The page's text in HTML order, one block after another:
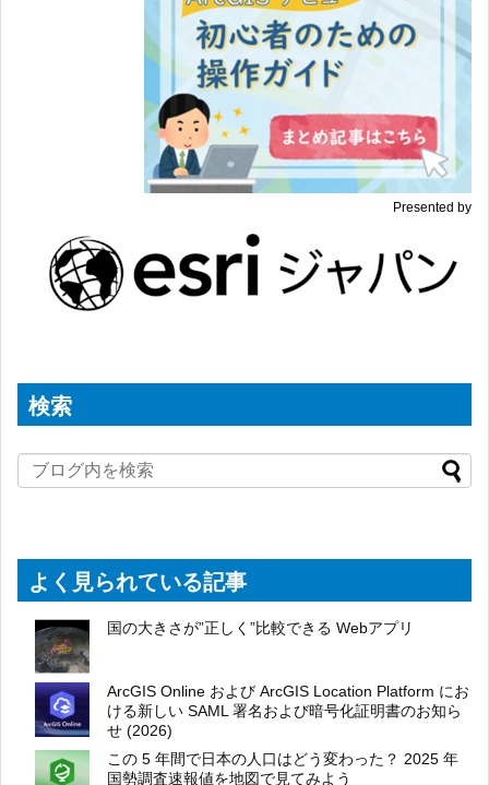
Presented by
検索
よく見られている記事
国の大きさが”正しく”比較できる Webアプリ
ArcGIS Online および ArcGIS Location Platform にお
ける新しい SAML 署名および暗号化証明書のお知ら
せ (2026)
この 5 年間で日本の人口はどう変わった？ 2025 年
国勢調査速報値を地図で見てみよう